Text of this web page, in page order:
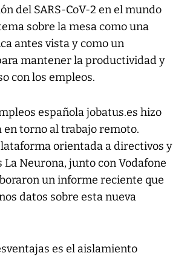
del SARS-CoV-2 en el mundo
sobre la mesa como una
antes vista y como un
mantener la productividad y
con los empleos.
española jobatus.es hizo
en torno al trabajo remoto.
orientada a directivos y
Neurona, junto con Vodafone
un informe reciente que
datos sobre esta nueva
es el aislamiento